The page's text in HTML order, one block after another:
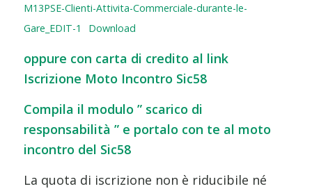
M13PSE-Clienti-Attivita-Commerciale-durante-le-
Gare_EDIT-1
Download
oppure con carta di credito al link
Iscrizione Moto Incontro Sic58
Compila il modulo ” scarico di
responsabilità ” e portalo con te al moto
incontro del Sic58
La quota di iscrizione non è riducibile né